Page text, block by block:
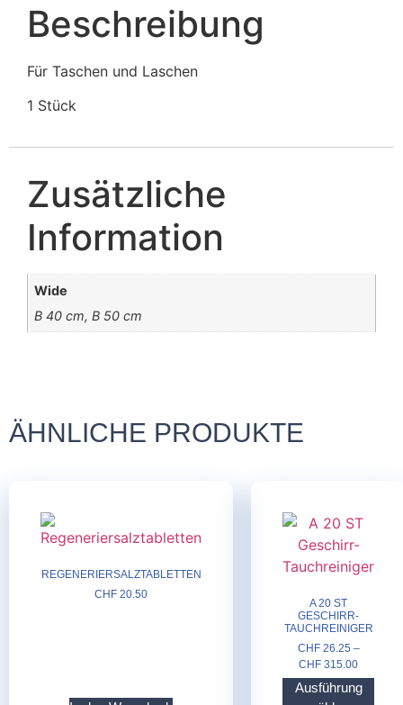
Beschreibung
Für Taschen und Laschen
1 Stück
Zusätzliche
Information
Wide
B 40 cm, B 50 cm
ÄHNLICHE PRODUKTE
REGENERIERSALZTABLETTEN
CHF 20.50
A 20 ST
GESCHIRR-
TAUCHREINIGER
CHF26.25 –
CHF 315.00
Ausführung